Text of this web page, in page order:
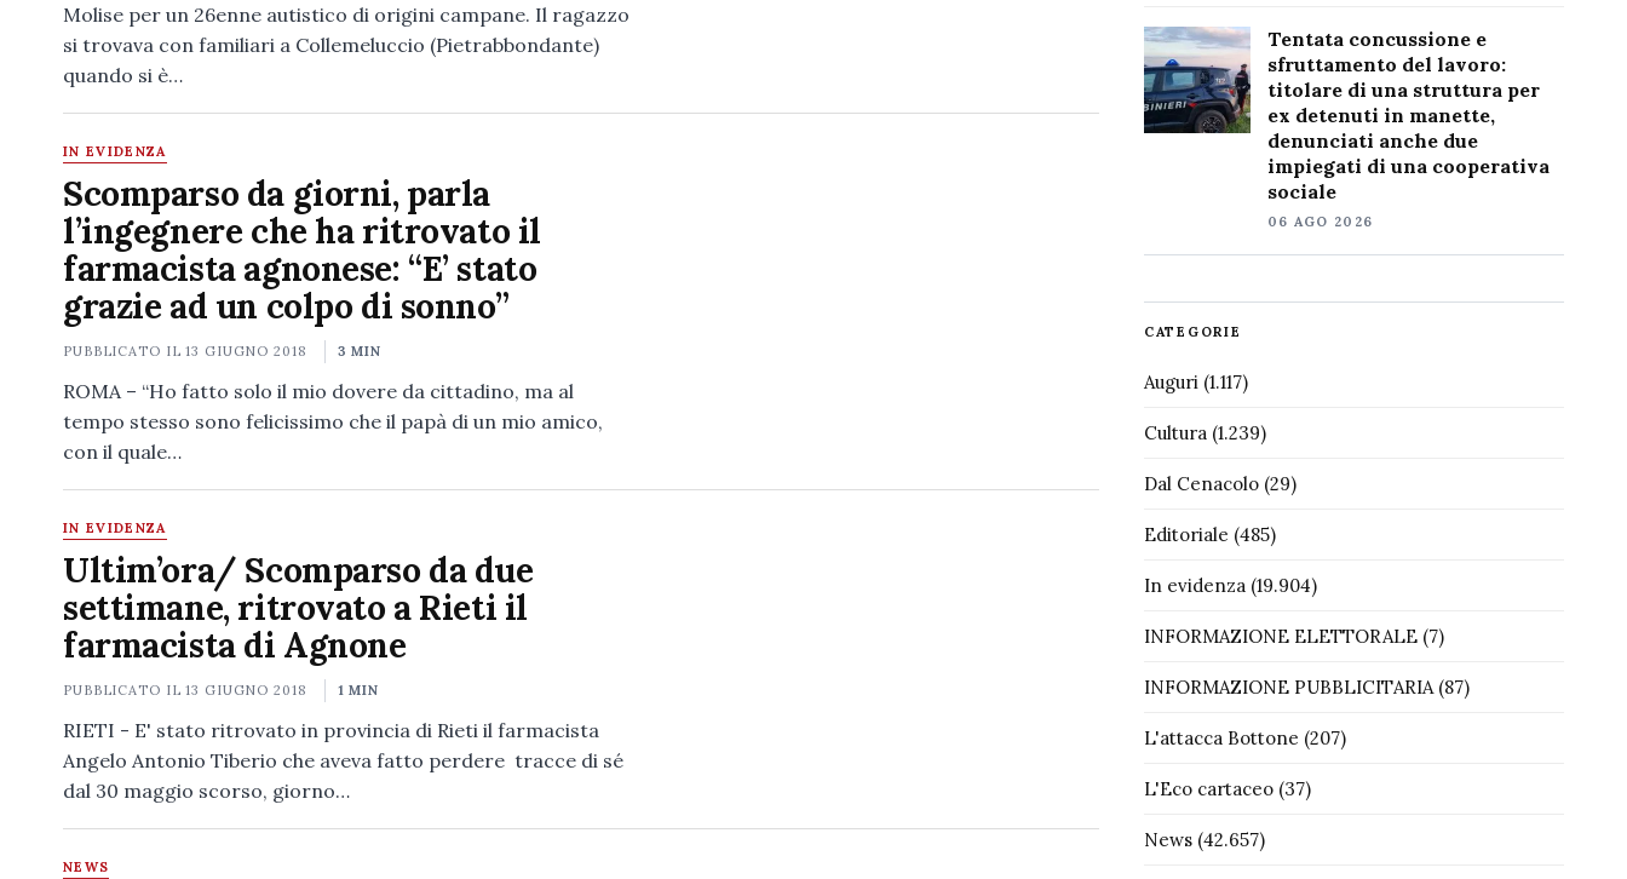
Molise per un 26enne autistico di origini campane. Il ragazzo
si trovava con familiari a Collemeluccio (Pietrabbondante)
quando si è…
IN EVIDENZA
Scomparso da giorni, parla
l’ingegnere che ha ritrovato il
farmacista agnonese: “E’ stato
grazie ad un colpo di sonno”
PUBBLICATO IL13 GIUGNO 2018 3 MIN
ROMA – “Ho fatto solo il mio dovere da cittadino, ma al
tempo stesso sono felicissimo che il papà di un mio amico,
con il quale…
IN EVIDENZA
Ultim’ora/ Scomparso da due
settimane, ritrovato a Rieti il
farmacista di Agnone
PUBBLICATO IL13 GIUGNO 2018 1 MIN
RIETI - E' stato ritrovato in provincia di Rieti il farmacista
Angelo Antonio Tiberio che aveva fatto perdere tracce di sé
dal 30 maggio scorso, giorno…
NEWS
Tentata concussione e
sfruttamento del lavoro:
titolare di una struttura per
ex detenuti in manette,
denunciati anche due
impiegati di una cooperativa
sociale
06 AGO 2026
CATEGORIE
Auguri(1.117)
Cultura(1.239)
Dal Cenacolo(29)
Editoriale (485)
In evidenza(19.904)
INFORMAZIONE ELETTORALE(7)
INFORMAZIONE PUBBLICITARIA(87)
L'attacca Bottone (207)
L'Eco cartaceo(37)
News(42.657)